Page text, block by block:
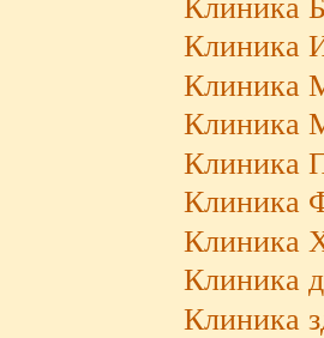
Клиника
Клиника
Клиника
Клиника
Клиника
Клиника
Клиника
Клиника
Клиника